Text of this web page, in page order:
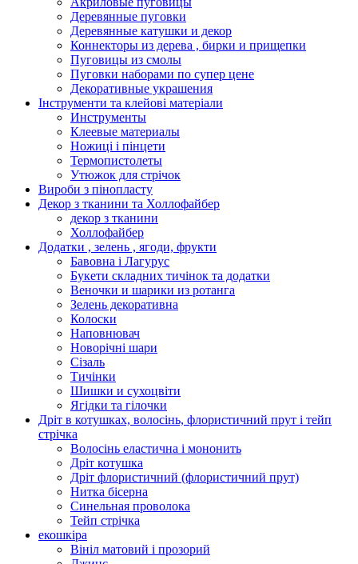
Деревянные пуговки
Деревянные катушки и декор
Коннекторы из дерева , бирки и прищепки
Пуговицы из смолы
Пуговки наборами по супер цене
Декоративные украшения
Інструменти та клейові матеріали
Инструменты
Клеевые материалы
Ножиці і пінцети
Термопистолеты
Утюжок для стрічок
Вироби з пінопласту
Декор з тканини та Холлофайбер
декор з тканини
Холлофайбер
Додатки , зелень , ягоди, фрукти
Бавовна і Лагурус
Букети складних тичінок та додатки
Веночки и шарики из ротанга
Зелень декоративна
Колоски
Наповнювач
Новорічні шари
Сізаль
Тичінки
Шишки и сухоцвіти
Ягідки та гілочки
Дріт в котушках, волосінь, флористичний прут і тейп
стрічка
Волосінь еластична і мононить
Дріт котушка
Дріт флористичний (флористичний прут)
Нитка бісерна
Синельная проволока
Тейп стрічка
екошкіра
Вініл матовий і прозорий